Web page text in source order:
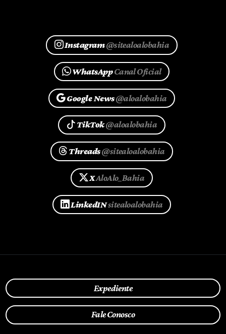
Instagram@sitealoalobahia
WhatsAppCanal Oficial
Google News@aloalobahia
TikTok@aloalobahia
Threads@sitealoalobahia
XAloAlo_Bahia
LinkedINsitealoalobahia
Expediente
Fale Conosco